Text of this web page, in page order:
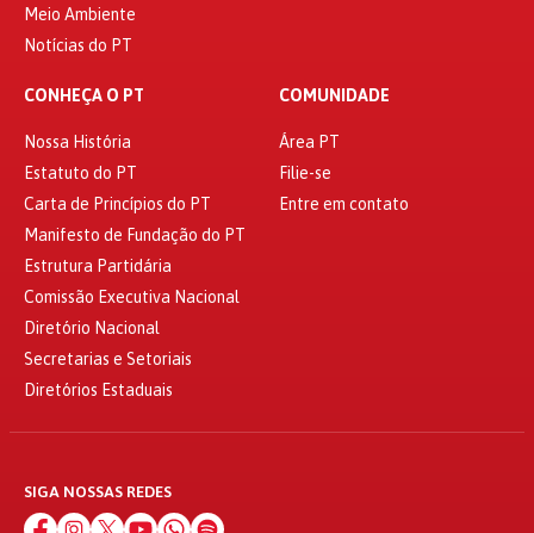
Meio Ambiente
Notícias do PT
CONHEÇA O PT
Nossa História
Estatuto do PT
Carta de Princípios do PT
Manifesto de Fundação do PT
Estrutura Partidária
Comissão Executiva Nacional
Diretório Nacional
Secretarias e Setoriais
Diretórios Estaduais
COMUNIDADE
Área PT
Filie-se
Entre em contato
SIGA NOSSAS REDES